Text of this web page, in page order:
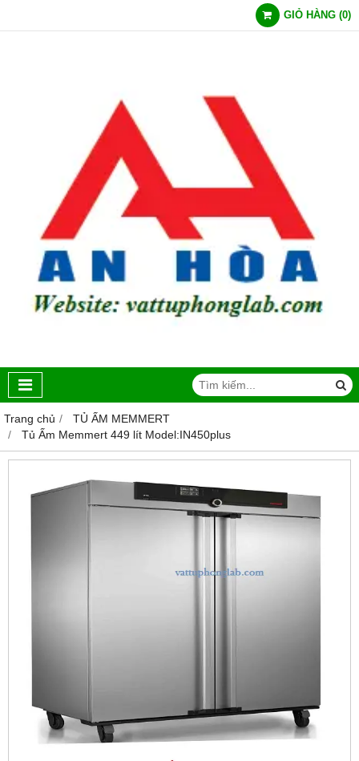
GIỎ HÀNG (0)
Trang chủ
TỦ ẤM MEMMERT
Tủ Ấm Memmert 449 lít Model:IN450plus